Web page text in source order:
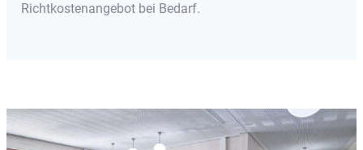
Richtkostenangebot bei Bedarf.